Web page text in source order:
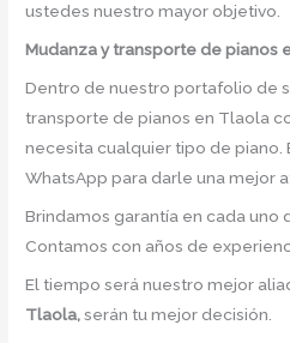
ustedes nuestro mayor objetivo.
Mudanza y transporte de pianos
Dentro de nuestro portafolio de
transporte de pianos en Tlaola
necesita cualquier tipo de piano.
WhatsApp para darle una mejor
Brindamos garantía en cada uno
Contamos con años de
El tiempo será nuestro mejor
Tlaola,serán tu mejor decisión.